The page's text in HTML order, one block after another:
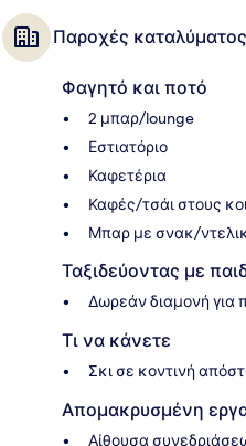
Παροχές καταλύματος
Φαγητό και ποτό
2 μπαρ/lounge
Εστιατόριο
Καφετέρια
Καφές/τσάι στους
Μπαρ με σνακ/
Ταξιδεύοντας με
Δωρεάν διαμονή για
Τι να κάνετε
Σκι σε κοντινή
Απομακρυσμένη
Αίθουσα